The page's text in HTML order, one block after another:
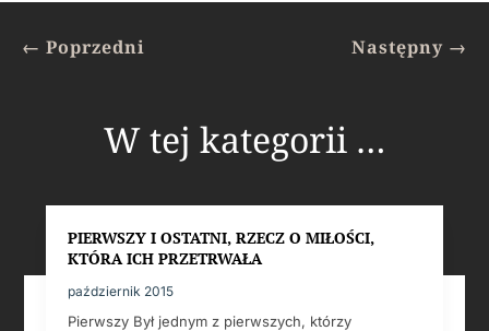
← Poprzedni Następny →
W tej kategorii …
PIERWSZY I OSTATNI, RZECZ O MIŁOŚCI,
KTÓRA ICH PRZETRWAŁA
październik 2015
Pierwszy Był jednym z pierwszych, którzy